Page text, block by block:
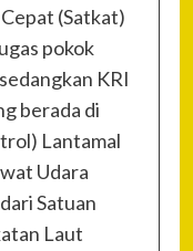
(Satkat)
pokok
KRI
berada di
Lantamal
Udara
Satuan
Laut